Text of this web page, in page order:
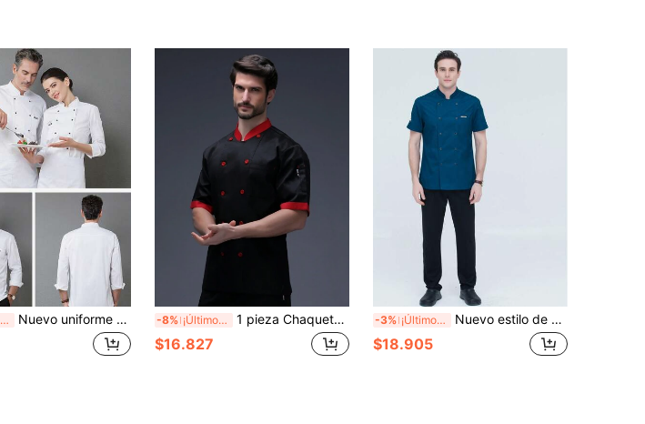
¡Últimos 3 días Nuevo uniforme de chef blanco de moda unisex de manga larga para otoño/invierno, de alta gama para hotel, cocina, restaurante occidental, cafetería, panadería, floristería. Cómodo, transpirable, diseño de cuello alto elegante, fácil de poner y quitar, diseño de puño simple -8% ¡Últimos 3 días 1 pieza Chaqueta de chef unisex de cuello alto negro, abotonadura doble y manga corta para cocina, panadería, restaurante, hotel
$16.827
-3% ¡Últimos 3 días Nuevo estilo de uniforme de chef de moda azul, unisex de manga corta, para otoño/invierno, hotel de alta gama, cocina de restaurante occidental, cafetería, panadería, floristería. Diseño de cuello alto cómodo, transpirable y elegante. Fácil de poner y quitar, diseño de puño sencillo.
$18.905